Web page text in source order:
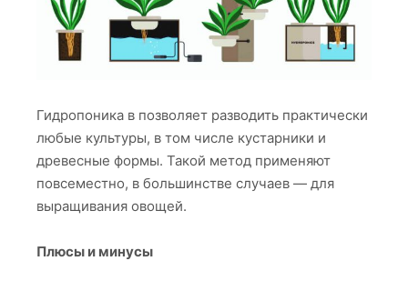
Гидропоника в позволяет разводить практически
любые культуры, в том числе кустарники и
древесные формы. Такой метод применяют
повсеместно, в большинстве случаев — для
выращивания овощей.
Плюсы и минусы